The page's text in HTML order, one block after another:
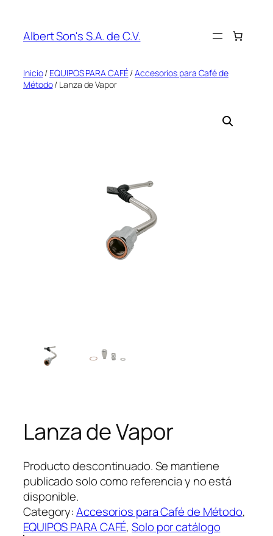
contenido
Albert Son's S.A. de C.V.
Inicio/ EQUIPOS PARA CAFÉ/Accesorios para Café de
Método/ Lanza de Vapor
Lanza de Vapor
Producto descontinuado. Se mantiene
publicado solo como referencia y no está
disponible.
Category:Accesorios para Café de Método
EQUIPOS PARA CAFÉ, Solo por catálogo